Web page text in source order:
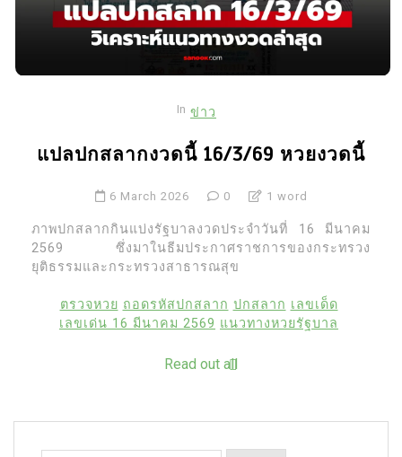
In ข่าว
แปลปกสลากงวดนี้ 16/3/69 หวยงวดนี้
6 March 2026 0 1 word
ภาพปกสลากกินแบ่งรัฐบาลงวดประจำวันที่ 16 มีนาคม
2569 ซึ่งมาในธีมประกาศราชการของกระทรวง
ยุติธรรมและกระทรวงสาธารณสุข
ตรวจหวย ถอดรหัสปกสลาก ปกสลาก เลขเด็ด
เลขเด่น 16 มีนาคม 2569 แนวทางหวยรัฐบาล
Read out all